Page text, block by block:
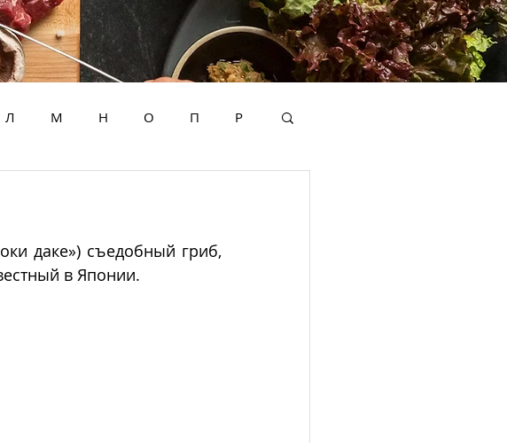
Л М Н О П Р
даке») съедобный гриб,
в Японии.